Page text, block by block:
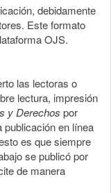
debidamente
Este formato
OJS.
las lectoras o
lectura, impresión
y Derechos por
publicación en línea
es que siempre
se publicó por
de manera